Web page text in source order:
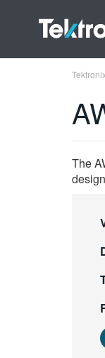
The